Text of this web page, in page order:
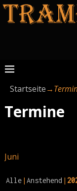
Startseite→
Termine
Juni
Alle Anstehend